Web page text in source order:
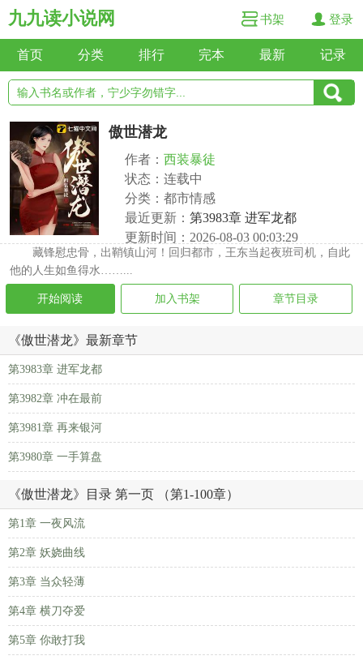
九九读小说网 书架 登录
首页 分类 排行 完本 最新 记录
傲世潜龙
作者： 西装暴徒
状态：连载中
分类：都市情感
最近更新： 第3983章 进军龙都
更新时间：2026-08-03 00:03:29
藏锋慰忠骨，出鞘镇山河！回归都市，王东当起夜班司机，自此
他的人生如鱼得水……...
开始阅读 加入书架 章节目录
《傲世潜龙》最新章节
第3983章 进军龙都
第3982章 冲在最前
第3981章 再来银河
第3980章 一手算盘
《傲世潜龙》目录 第一页 （第1-100章）
第1章 一夜风流
第2章 妖娆曲线
第3章 当众轻薄
第4章 横刀夺爱
第5章 你敢打我